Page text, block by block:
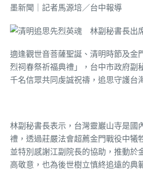
墨新聞 ｜記者馬源培／台中報導
適逢觀世音菩薩聖誕、清明時節及金
烈祠春祭祈福典禮」，台中市政府副
千名信眾共同虔誠祝禱，追思守護台
林副秘書長表示，台灣靈巖山寺是國
禮，透過莊嚴法會超薦金門戰役中犧
並特別感謝江副院長的協助，推動於
高敬意，也為後世樹立慎終追遠的典